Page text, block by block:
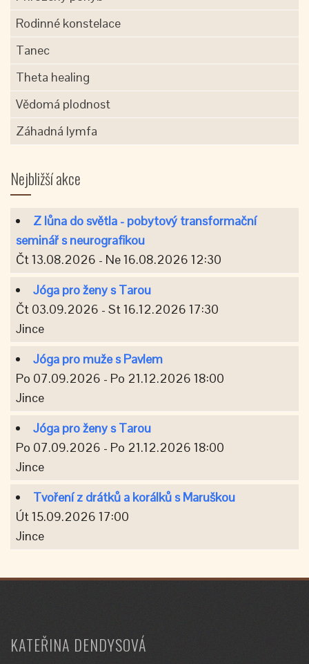
Rodinné konstelace
Tanec
Theta healing
Vědomá plodnost
Záhadná lymfa
Nejbližší akce
Z lůna do světla - pobytový transformační
seminář s neurografikou
Čt 13.08.2026 - Ne 16.08.2026 12:30
Jóga pro ženy s Tarou
Čt 03.09.2026 - St 16.12.2026 17:30
Jince
Jóga pro muže s Pavlem
Po 07.09.2026 - Po 21.12.2026 18:00
Jince
Jóga pro ženy s Tarou
Po 07.09.2026 - Po 21.12.2026 18:00
Jince
Tvoření z drátků a korálků s Maruškou
Út 15.09.2026 17:00
Jince
KATEŘINA DENDYSOVÁ